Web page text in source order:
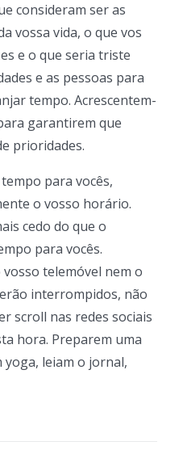
consideram ser as
vossa vida, o que vos
e o que seria triste
e as pessoas para
tempo. Acrescentem-
garantirem que
prioridades.
para vocês,
o vosso horário.
cedo do que o
para vocês.
telemóvel nem o
interrompidos, não
scroll nas redes sociais
hora. Preparem uma
yoga, leiam o jornal,